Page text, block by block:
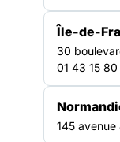
La FAS publie un
établissements ou
de la Haute
Île-de-
30
01 43 15 80
145